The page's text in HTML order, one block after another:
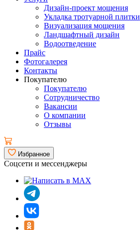
Дизайн-проект мощения
Укладка тротуарной плитки
Визуализация мощения
Ландшафтный дизайн
Водоотведение
Прайс
Фотогалерея
Контакты
Покупателю
Покупателю
Сотрудничество
Вакансии
О компании
Отзывы
Избранное
Соцсети и мессенджеры